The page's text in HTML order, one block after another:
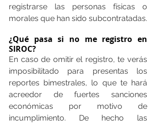
registrarse las personas físicas o
morales que han sido subcontratadas.
¿Qué pasa si no me registro en
SIROC?
En caso de omitir el registro, te verás
imposibilitado para presentas los
reportes bimestrales, lo que te hará
acreedor de fuertes sanciones
económicas por motivo de
incumplimiento. De hecho las